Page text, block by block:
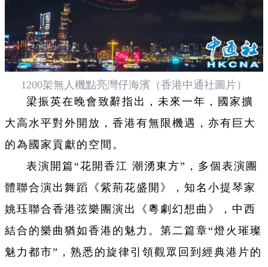
1200架無人機點亮灣仔海濱（香港中通社圖片）
梁振英在晚會致辭指出，未來一年，國家擴
大高水平對外開放，香港有無限機遇，亦有巨大
的為國家貢獻的空間。
表演開篇“花開香江 潮湧東方”，多個表演團
體聯合演出舞蹈《紫荊花盛開》，知名小提琴家
姚珏聯合香港弦樂團演出《粵劇幻想曲》，中西
結合的樂曲猶如香港的魅力。第二篇章“燈火璀璨
魅力都市”，熟悉的旋律引領觀眾回到經典港片的